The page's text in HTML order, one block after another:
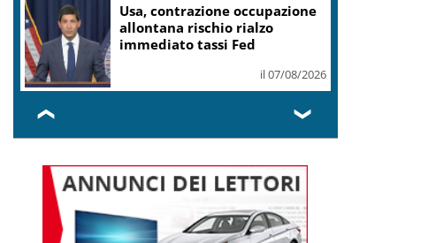
Usa, contrazione occupazione
allontana rischio rialzo
immediato tassi Fed
il 07/08/2026
❮ ❯